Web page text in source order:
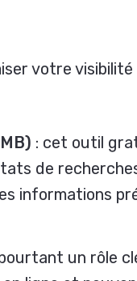
votre visibilité
: cet outil
de
informations
un rôle